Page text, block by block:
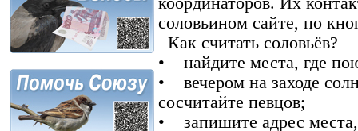
соловьином сайте, по
Как считать соловьёв?
• найдите места, где
• вечером на заходе
сосчитайте певцов;
• запишите адрес места,